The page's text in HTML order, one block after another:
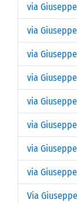
via
via
via
via
via
via
via
via
Via